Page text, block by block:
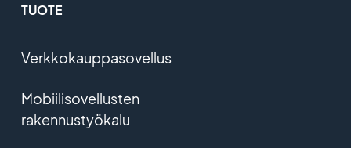
TUOTE
Verkkokauppasovellus
Mobiilisovellusten
rakennustyökalu